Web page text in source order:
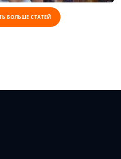
БОЛЬШЕ СТАТЕЙ